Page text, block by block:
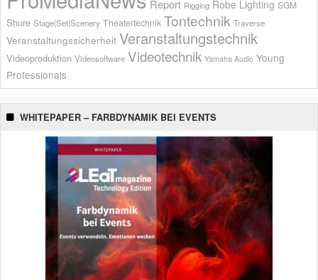
Report Rigging Robe Lighting SGM
Shure Stage|Set|Scenery Theatertechnik Tontechnik Traverse
Veranstaltungssicherheit Veranstaltungstechnik
Videoproduktion Videosoftware Videotechnik Yamaha Audio Young
Professionals
WHITEPAPER – FARBDYNAMIK BEI EVENTS